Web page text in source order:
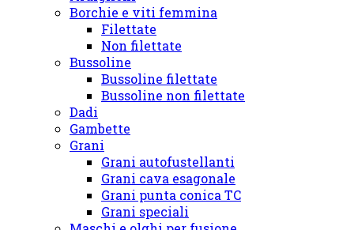
Borchie e viti femmina
Filettate
Non filettate
Bussoline
Bussoline filettate
Bussoline non filettate
Dadi
Gambette
Grani
Grani autofustellanti
Grani cava esagonale
Grani punta conica TC
Grani speciali